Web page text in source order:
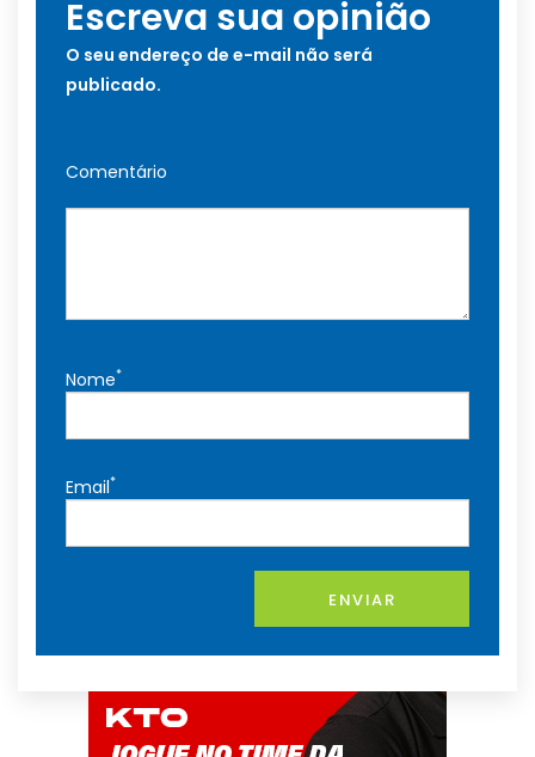
Escreva sua opinião
O seu endereço de e-mail não será
publicado.
Comentário
Nome*
Email*
ENVIAR